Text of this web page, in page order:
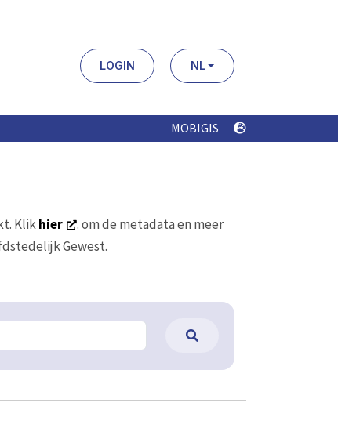
LOGIN NL
MOBIGIS
Klikhier
. om de metadata en meer
Gewest.